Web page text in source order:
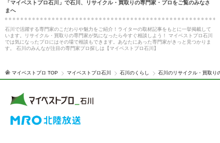
「マイベストプロ石川」で石川、リサイクル・買取りの専門家・プロをご覧のみなさ
まへ
石川で活躍する専門家のこだわりや魅力をご紹介！ライターの取材記事をもとに一挙掲載して
います。リサイクル・買取りの専門家が気になったら今すぐ相談しよう！ マイベストプロ石川
では気になったプロにはその場で相談もできます。あなたにあった専門家がきっと見つかりま
す。 石川のみんなが注目の専門家プロ探しは【マイベストプロ石川】
マイベストプロ TOP マイベストプロ石川 石川のくらし 石川のリサイクル・買取り